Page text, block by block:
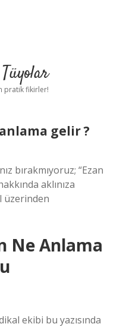
pratik fikirler!
gelir ?
bırakmıyoruz; “Ezan
aklınıza
üzerinden
Ne Anlama
ekibi bu yazısında